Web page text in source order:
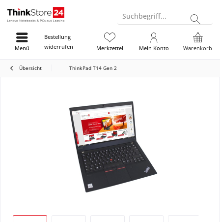
Suchbegriff...
Bestellung
widerrufen
Warenkorb
Merkzettel Mein Konto
Menü
Übersicht ThinkPad T14 Gen 2